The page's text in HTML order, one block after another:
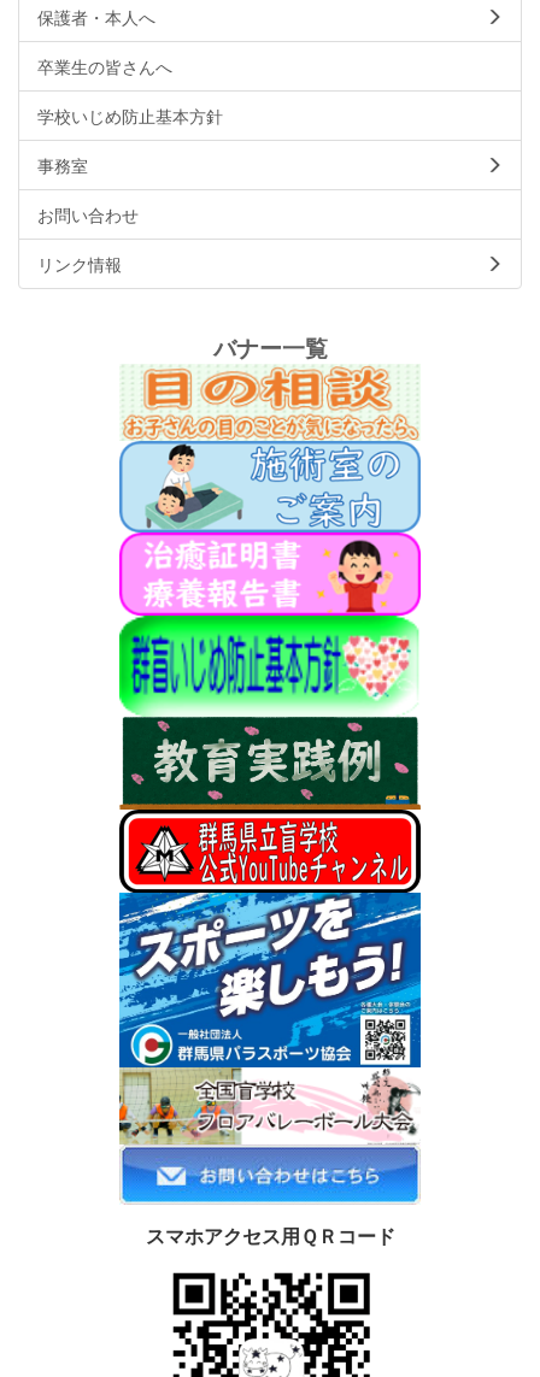
保護者・本人へ
卒業生の皆さんへ
学校いじめ防止基本方針
事務室
お問い合わせ
リンク情報
バナー一覧
スマホアクセス用ＱＲコード